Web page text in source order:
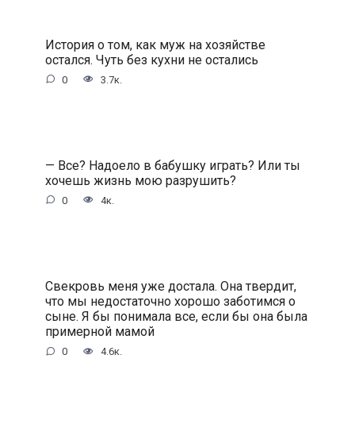
История о том, как муж на хозяйстве
остался. Чуть без кухни не остались
0 3.7к.
— Все? Надоело в бабушку играть? Или ты
хочешь жизнь мою разрушить?
0 4к.
Свекровь меня уже достала. Она твердит,
что мы недостаточно хорошо заботимся о
сыне. Я бы понимала все, если бы она была
примерной мамой
0 4.6к.